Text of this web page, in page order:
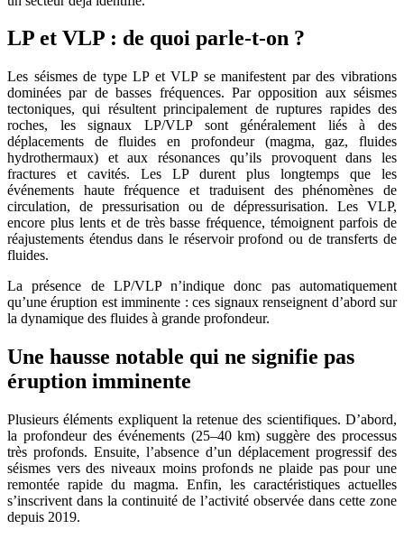
LP et VLP : de quoi parle-t-on ?
Les séismes de type LP et VLP se manifestent par des vibrations
dominées par de basses fréquences. Par opposition aux séismes
tectoniques, qui résultent principalement de ruptures rapides des
roches, les signaux LP/VLP sont généralement liés à des
déplacements de fluides en profondeur (magma, gaz, fluides
hydrothermaux) et aux résonances qu’ils provoquent dans les
fractures et cavités. Les LP durent plus longtemps que les
événements haute fréquence et traduisent des phénomènes de
circulation, de pressurisation ou de dépressurisation. Les VLP,
encore plus lents et de très basse fréquence, témoignent parfois de
réajustements étendus dans le réservoir profond ou de transferts de
fluides.
La présence de LP/VLP n’indique donc pas automatiquement
qu’une éruption est imminente : ces signaux renseignent d’abord sur
la dynamique des fluides à grande profondeur.
Une hausse notable qui ne signifie pas
éruption imminente
Plusieurs éléments expliquent la retenue des scientifiques. D’abord,
la profondeur des événements (25–40 km) suggère des processus
très profonds. Ensuite, l’absence d’un déplacement progressif des
séismes vers des niveaux moins profonds ne plaide pas pour une
remontée rapide du magma. Enfin, les caractéristiques actuelles
s’inscrivent dans la continuité de l’activité observée dans cette zone
depuis 2019.